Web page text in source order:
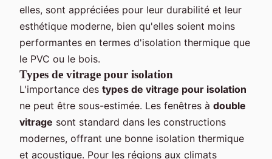
elles, sont appréciées pour leur durabilité et leur
esthétique moderne, bien qu'elles soient moins
performantes en termes d'isolation thermique que
le PVC ou le bois.
Types de vitrage pour isolation
L'importance des types de vitrage pour isolation
ne peut être sous-estimée. Les fenêtres à double
vitrage sont standard dans les constructions
modernes, offrant une bonne isolation thermique
et acoustique. Pour les régions aux climats